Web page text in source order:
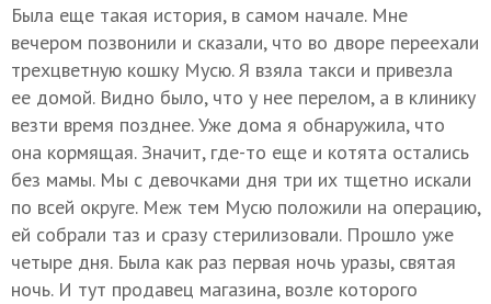
Была еще такая история, в самом начале. Мне
вечером позвонили и сказали, что во дворе переехали
трехцветную кошку Мусю. Я взяла такси и привезла
ее домой. Видно было, что у нее перелом, а в клинику
везти время позднее. Уже дома я обнаружила, что
она кормящая. Значит, где-то еще и котята остались
без мамы. Мы с девочками дня три их тщетно искали
по всей округе. Меж тем Мусю положили на операцию,
ей собрали таз и сразу стерилизовали. Прошло уже
четыре дня. Была как раз первая ночь уразы, святая
ночь. И тут продавец магазина, возле которого